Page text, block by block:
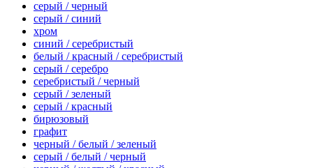
серый / черный
серый / синий
хром
синий / серебристый
белый / красный / серебристый
серый / серебро
серебристый / черный
серый / зеленый
серый / красный
бирюзовый
графит
черный / белый / зеленый
серый / белый / черный